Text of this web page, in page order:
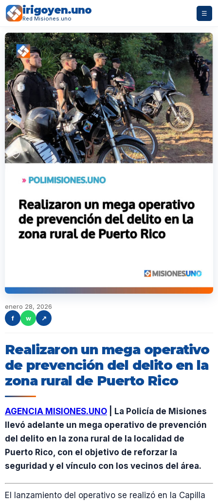
irigoyen.uno
Red Misiones.uno
☰
enero 28, 2026
f
w ↗
Realizaron un mega operativo
de prevención del delito en la
zona rural de Puerto Rico
AGENCIA MISIONES.UNO | La Policía de Misiones
llevó adelante un mega operativo de prevención
del delito en la zona rural de la localidad de
Puerto Rico, con el objetivo de reforzar la
seguridad y el vínculo con los vecinos del área.
El lanzamiento del operativo se realizó en la Capilla